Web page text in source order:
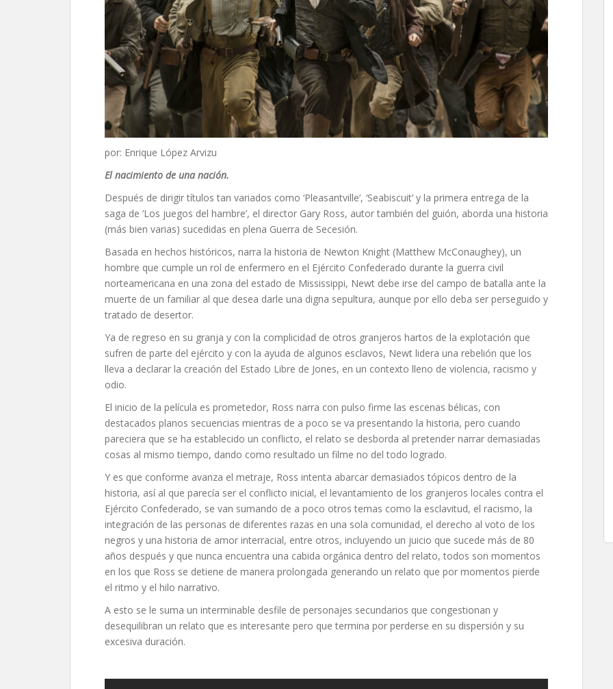
por: Enrique López Arvizu
El nacimiento de una nación.
Después de dirigir títulos tan variados como ‘Pleasantville’, ‘Seabiscuit’ y la primera entrega de la
saga de ‘Los juegos del hambre’, el director Gary Ross, autor también del guión, aborda una historia
(más bien varias) sucedidas en plena Guerra de Secesión.
Basada en hechos históricos, narra la historia de Newton Knight (Matthew McConaughey), un
hombre que cumple un rol de enfermero en el Ejército Confederado durante la guerra civil
norteamericana en una zona del estado de Mississippi, Newt debe irse del campo de batalla ante la
muerte de un familiar al que desea darle una digna sepultura, aunque por ello deba ser perseguido y
tratado de desertor.
Ya de regreso en su granja y con la complicidad de otros granjeros hartos de la explotación que
sufren de parte del ejército y con la ayuda de algunos esclavos, Newt lidera una rebelión que los
lleva a declarar la creación del Estado Libre de Jones, en un contexto lleno de violencia, racismo y
odio.
El inicio de la película es prometedor, Ross narra con pulso firme las escenas bélicas, con
destacados planos secuencias mientras de a poco se va presentando la historia, pero cuando
pareciera que se ha establecido un conflicto, el relato se desborda al pretender narrar demasiadas
cosas al mismo tiempo, dando como resultado un filme no del todo logrado.
Y es que conforme avanza el metraje, Ross intenta abarcar demasiados tópicos dentro de la
historia, así al que parecía ser el conflicto inicial, el levantamiento de los granjeros locales contra el
Ejército Confederado, se van sumando de a poco otros temas como la esclavitud, el racismo, la
integración de las personas de diferentes razas en una sola comunidad, el derecho al voto de los
negros y una historia de amor interracial, entre otros, incluyendo un juicio que sucede más de 80
años después y que nunca encuentra una cabida orgánica dentro del relato, todos son momentos
en los que Ross se detiene de manera prolongada generando un relato que por momentos pierde
el ritmo y el hilo narrativo.
A esto se le suma un interminable desfile de personajes secundarios que congestionan y
desequilibran un relato que es interesante pero que termina por perderse en su dispersión y su
excesiva duración.